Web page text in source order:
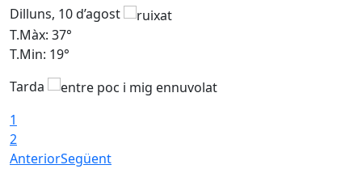
Dilluns, 10 d’agost
T.Màx: 37°
T.Min: 19°
Tarda
1
2
AnteriorSegüent